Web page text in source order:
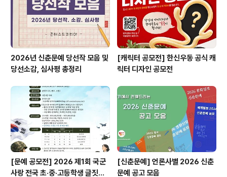
지향하는..
2026년 신춘문예 당선작 모음 및
당선소감, 심사평 총정리
[캐릭터 공모전] 한신우동 공식 캐
릭터 디자인 공모전
[문예 공모전] 2026 제1회 국군
사랑 전국 초·중·고등학생 글짓기
[신춘문예] 언론사별 2026 신춘
문예 공고 모음